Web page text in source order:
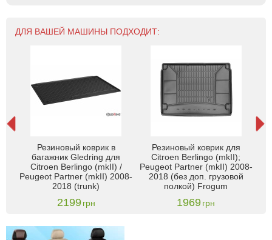
ДЛЯ ВАШЕЙ МАШИНЫ ПОДХОДИТ:
Резиновый коврик в
багажник Gledring для
Citroen Berlingo (mkII) /
Peugeot Partner (mkII) 2008-
2018 (trunk)
2199 грн
Резиновый коврик для
Citroen Berlingo (mkII);
Peugeot Partner (mkII) 2008-
2018 (без доп. грузовой
полкой) Frogum
1969грн